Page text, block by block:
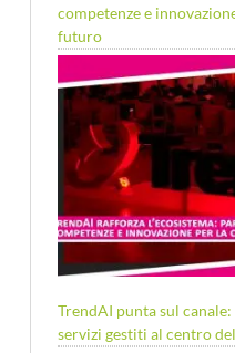
competenze e
futuro
TrendAI punta sul
servizi gestiti al centro